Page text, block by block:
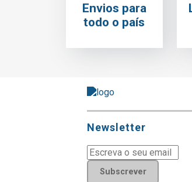
Envios para
todo o país
Newsletter
Subscrever